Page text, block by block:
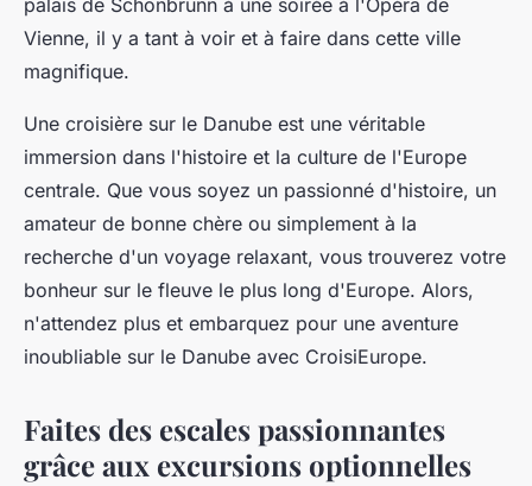
palais de Schönbrunn à une soirée à l'Opéra de
Vienne, il y a tant à voir et à faire dans cette ville
magnifique.
Une croisière sur le Danube est une véritable
immersion dans l'histoire et la culture de l'Europe
centrale. Que vous soyez un passionné d'histoire, un
amateur de bonne chère ou simplement à la
recherche d'un voyage relaxant, vous trouverez votre
bonheur sur le fleuve le plus long d'Europe. Alors,
n'attendez plus et embarquez pour une aventure
inoubliable sur le Danube avec CroisiEurope.
Faites des escales passionnantes
grâce aux excursions optionnelles